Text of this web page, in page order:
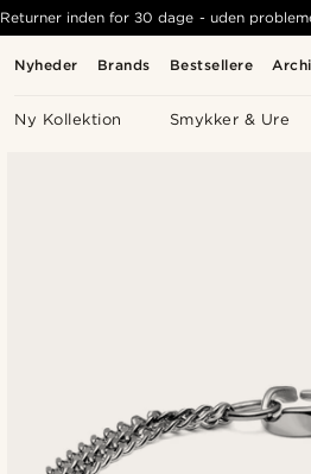
Nyheder Brands Bestsellere
Ny Kollektion Smykker & Ure
Returner inden for 30 dage - uden